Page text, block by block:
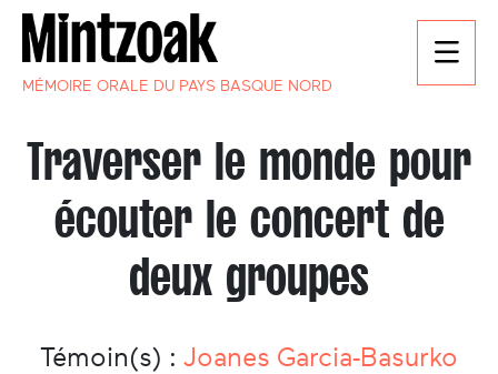
MÉMOIRE ORALE DU PAYS BASQUE NORD
Traverser le monde pour
écouter le concert de
deux groupes
Témoin(s) : Joanes Garcia-Basurko